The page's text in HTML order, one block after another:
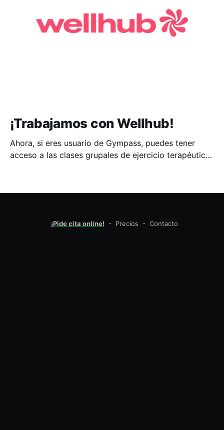
¡Trabajamos con Wellhub!
Ahora, si eres usuario de Gympass, puedes tener
acceso a las clases grupales de ejercicio terapéutico,
MadridAccede al gimnasio Confisio - Madrid. Clases
¡Pide cita online! Precios Contacto